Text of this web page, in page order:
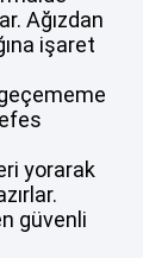
Ağızdan
işaret
yorarak
güvenli